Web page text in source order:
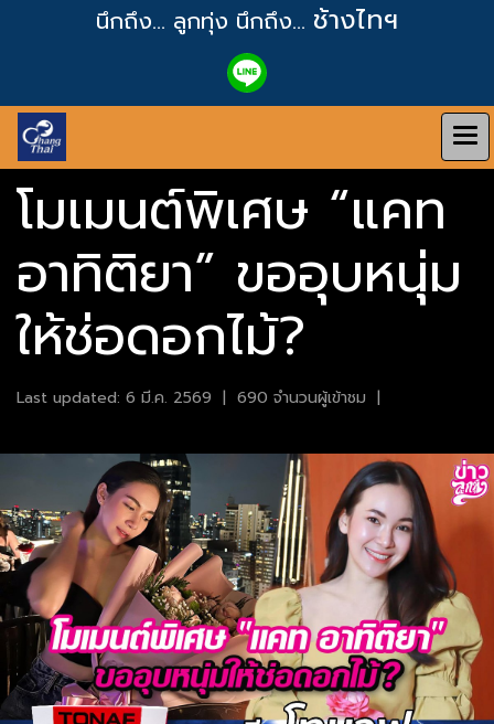
นึกถึง... ลูกทุ่ง นึกถึง... ช้างไทฯ
โมเมนต์พิเศษ “แคท
อาทิติยา” ขออุบหนุ่ม
ให้ช่อดอกไม้?
Last updated: 6 มี.ค. 2569 | 690 จำนวนผู้เข้าชม |